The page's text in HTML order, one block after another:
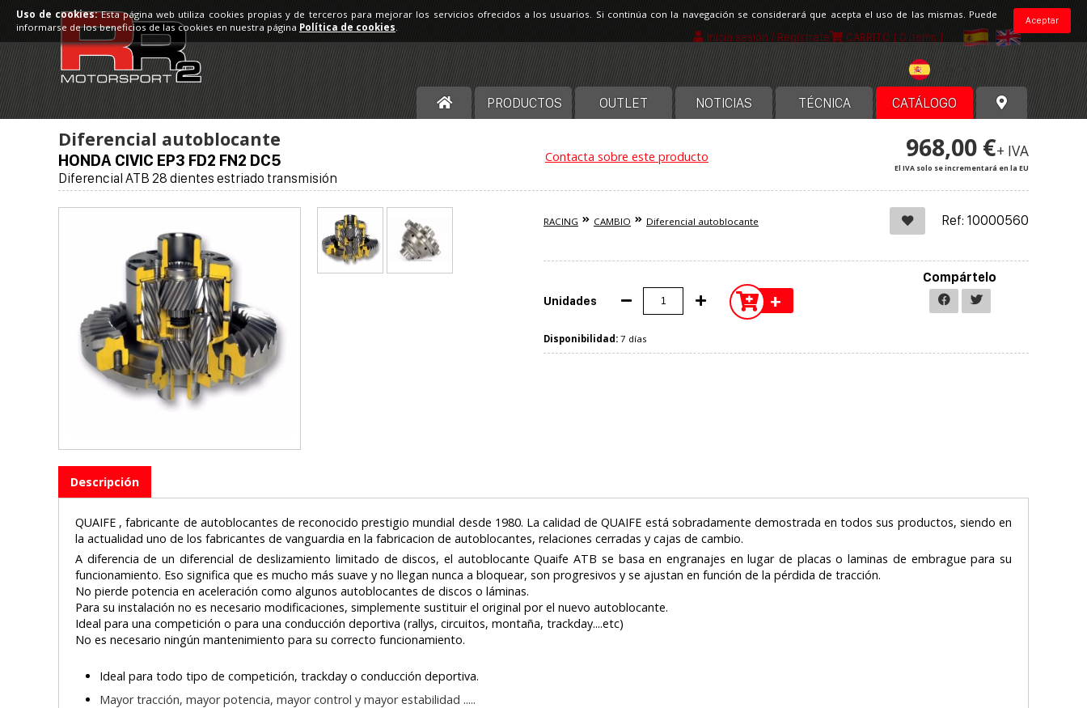
Inicia sesión / Regístrate CARRITO [ 0 items ]
PRODUCTOS OUTLET NOTICIAS TÉCNICA CATÁLOGO
Diferencial autoblocante
HONDA CIVIC EP3 FD2 FN2 DC5
Diferencial ATB 28 dientes estriado transmisión
Contacta sobre este producto 968,00 €+ IVA
El IVA solo se incrementará en la EU
RACING CAMBIO Diferencial autoblocante Ref: 10000560
Unidades +
Compártelo
Disponibilidad: 7 días
Descripción
QUAIFE , fabricante de autoblocantes de reconocido prestigio mundial desde 1980. La calidad de QUAIFE está sobradamente demostrada en todos sus productos, siendo en
la actualidad uno de los fabricantes de vanguardia en la fabricacion de autoblocantes, relaciones cerradas y cajas de cambio.
A diferencia de un diferencial de deslizamiento limitado de discos, el autoblocante Quaife ATB se basa en engranajes en lugar de placas o laminas de embrague para su
funcionamiento. Eso significa que es mucho más suave y no llegan nunca a bloquear, son progresivos y se ajustan en función de la pérdida de tracción.
No pierde potencia en aceleración como algunos autoblocantes de discos o láminas.
Para su instalación no es necesario modificaciones, simplemente sustituir el original por el nuevo autoblocante.
Ideal para una competición o para una conducción deportiva (rallys, circuitos, montaña, trackday....etc)
No es necesario ningún mantenimiento para su correcto funcionamiento.
Ideal para todo tipo de competición, trackday o conducción deportiva.
Mayor tracción, mayor potencia, mayor control y mayor estabilidad .....
Aceptar
Uso de cookies:Esta página web utiliza cookies propias y de terceros para mejorar los servicios ofrecidos a los usuarios. Si continúa con la navegación se considerará que acepta el uso de las mismas. Puede
informarse de los beneficios de las cookies en nuestra página Política de cookies.